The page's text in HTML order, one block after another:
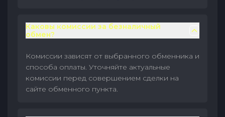
Каковы комиссии за безналичный
обмен?
Комиссии зависят от выбранного обменника и
способа оплаты. Уточняйте актуальные
комиссии перед совершением сделки на
сайте обменного пункта.